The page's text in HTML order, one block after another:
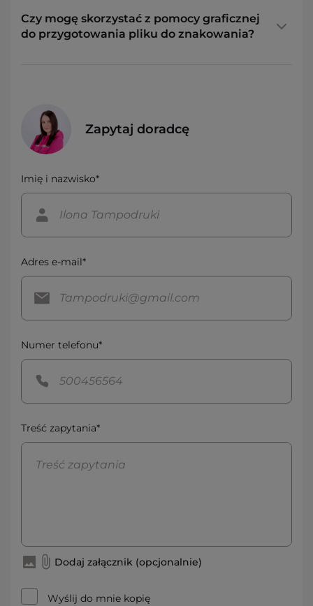
Czy mogę skorzystać z pomocy graficznej
do przygotowania pliku do znakowania?
Zapytaj doradcę
Imię i nazwisko*
Adres e-mail*
Numer telefonu*
Treść zapytania*
Dodaj załącznik (opcjonalnie)
Wyślij do mnie kopię